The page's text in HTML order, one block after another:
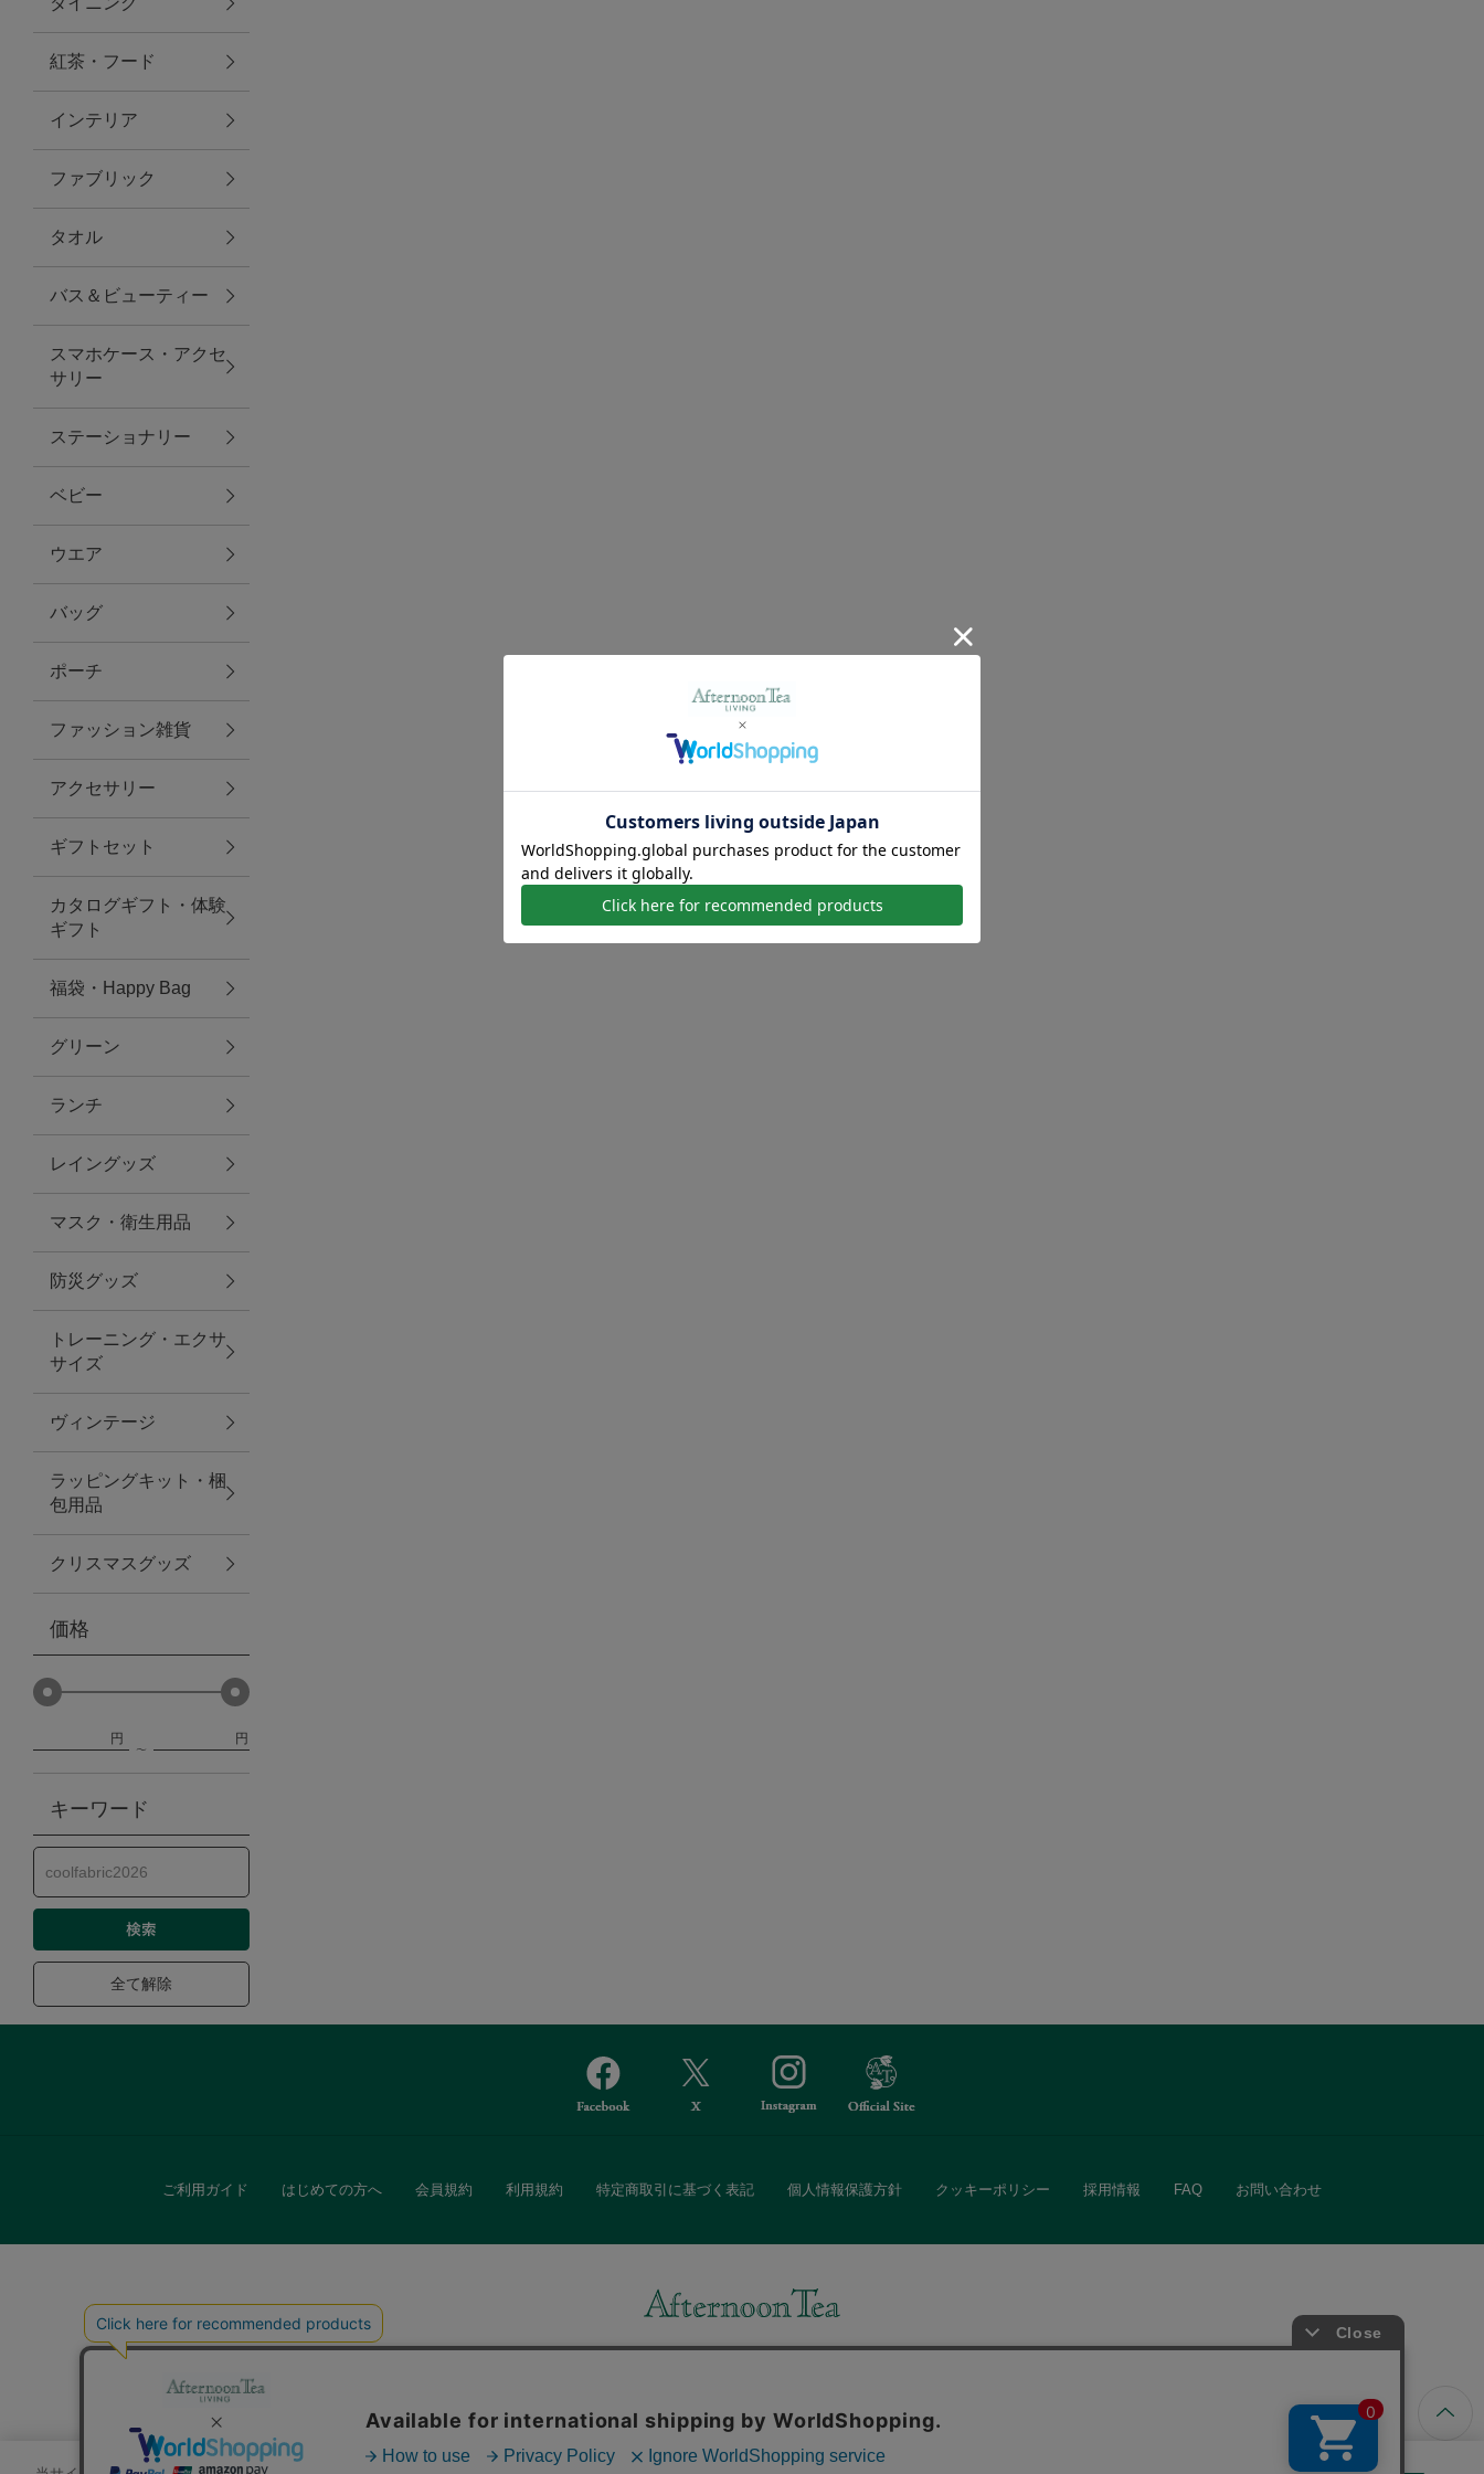
トラベルグッズ
ランチ
バッグ
キッチン・ダイニング
ダイニング
キッチン
ファブリック
グリーン
バス＆ビューティー
バス＆ビューティー
タオル
ウエア＆バッグ
ウエア
レイングッズ
アクセサリー
ファッション雑貨
ファッショングッズ
スマホケース・アクセサリー
ポーチ
ステーショナリー
その他
紅茶・フード
防災グッズ・非常食
トレーニング
ヴィンテージ
紅茶・フード
インテリア
ファブリック
タオル
バス＆ビューティー
スマホケース・アクセ
サリー
ステーショナリー
ベビー
ウエア
バッグ
ポーチ
ファッション雑貨
アクセサリー
ギフトセット
カタログギフト・体験
ギフト
福袋・Happy Bag
グリーン
ランチ
レイングッズ
マスク・衛生用品
防災グッズ
トレーニング・エクサ
サイズ
ヴィンテージ
ラッピングキット・梱
包用品
クリスマスグッズ
価格
円 円
キーワード
全て解除
ご利用ガイド はじめての方へ 会員規約 利用規約 特定商取引に基づく表記 個人情報保護方針 クッキーポリシー 採用情報 FAQ お問い合わせ
また、ギフトセットなどギフトにぴったりの豊富な商品がラインナップ。
「ソーシャルギフト」サービスもご提供しています。